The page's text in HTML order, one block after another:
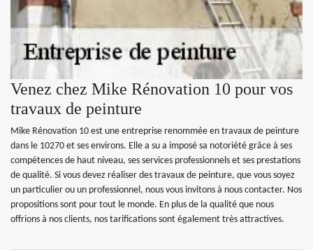
Venez chez Mike Rénovation 10 pour vos
travaux de peinture
Mike Rénovation 10 est une entreprise renommée en travaux de peinture
dans le 10270 et ses environs. Elle a su a imposé sa notoriété grâce à ses
compétences de haut niveau, ses services professionnels et ses prestations
de qualité. Si vous devez réaliser des travaux de peinture, que vous soyez
un particulier ou un professionnel, nous vous invitons à nous contacter. Nos
propositions sont pour tout le monde. En plus de la qualité que nous
offrions à nos clients, nos tarifications sont également très attractives.